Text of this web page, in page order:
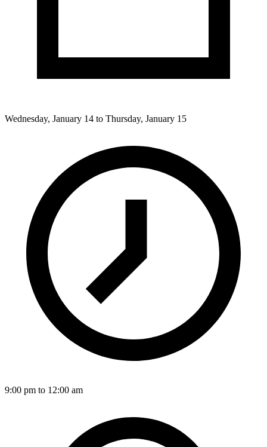
Wednesday, January 14 to Thursday, January 15
9:00 pm to 12:00 am